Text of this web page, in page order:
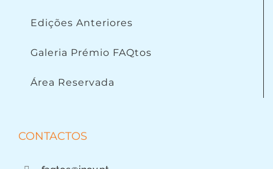
Edições Anteriores
Galeria Prémio FAQtos
Área Reservada
CONTACTOS